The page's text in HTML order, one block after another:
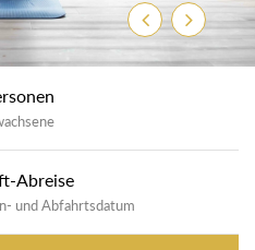
ZurückWeiter
Abreise
und Abfahrtsdatum